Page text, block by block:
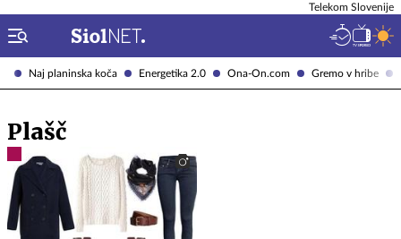
Naj planinska koča Energetika 2.0 Ona-On.com Gremo v hribe
Telekom Slovenije
Plašč